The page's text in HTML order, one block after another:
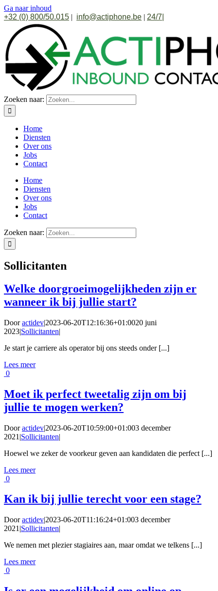
Ga naar inhoud
+32 (0) 800/50.015 | info@actiphone.be | 24/7
Zoeken naar:
Home
Diensten
Over ons
Jobs
Contact
Home
Diensten
Over ons
Jobs
Contact
Zoeken naar:
Sollicitanten
Welke doorgroeimogelijkheden zijn er
wanneer ik bij jullie start?
Dooractidev|2023-06-20T12:16:36+01:0020 juni
2023|Sollicitanten|
Je start je carriere als operator bij ons steeds onder [...]
Lees meer
0
Moet ik perfect tweetalig zijn om bij
jullie te mogen werken?
Dooractidev|2023-06-20T10:59:00+01:003 december
2021 |Sollicitanten|
Hoewel we zeker de voorkeur geven aan kandidaten die perfect [...]
Lees meer
0
Kan ik bij jullie terecht voor een stage?
Dooractidev|2023-06-20T11:16:24+01:003 december
2021 |Sollicitanten|
We nemen met plezier stagiaires aan, maar omdat we telkens [...]
Lees meer
0